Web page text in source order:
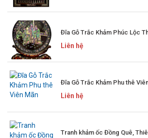
Đĩa Gỗ Trắc Khảm Phúc Lộc
Liên hệ
Đĩa Gỗ Trắc Khảm Phu thê
Liên hệ
Tranh khảm ốc Đồng Quê,